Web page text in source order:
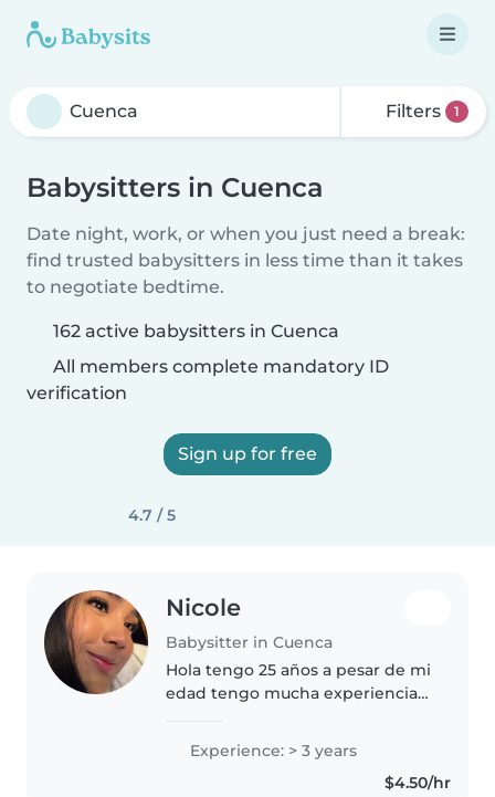
Filters 1
Babysitters in Cuenca
Date night, work, or when you just need a break:
find trusted babysitters in less time than it takes
to negotiate bedtime.
162 active babysitters in Cuenca
All members complete mandatory ID
verification
Sign up for free
4.7 / 5
Nicole
Babysitter in Cuenca
Hola tengo 25 años a pesar de mi
edad tengo mucha experiencia
nacidos me gusta interactuar
con ellos ser amable siempre,y
que se sientan seguro conmigo
Experience: > 3 years
$4.50/hr